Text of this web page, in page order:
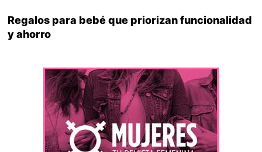
Regalos para bebé que priorizan funcionalidad
y ahorro